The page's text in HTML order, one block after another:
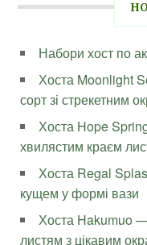
Набори хост по
Хоста Moonlight
сорт зі стрекетним
Хоста Hope
хвилястим краєм
Хоста Regal
кущем у формі вази
Хоста Hakumuo
листям з цікавим